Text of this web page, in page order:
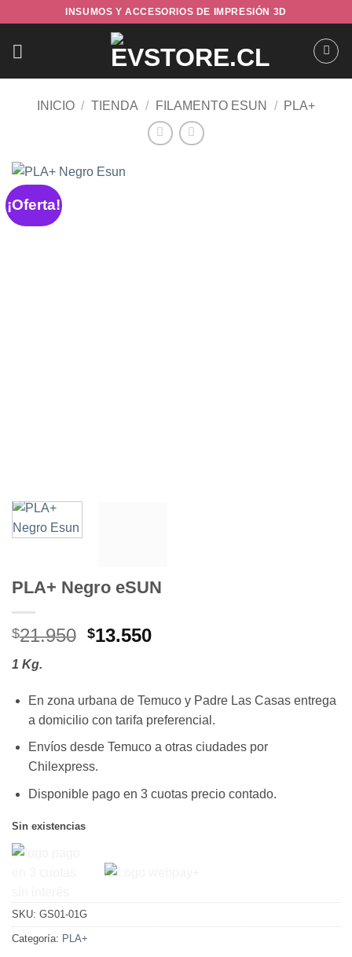
contenido
INSUMOS Y ACCESORIOS DE IMPRESIÓN 3D
INICIO / TIENDA / FILAMENTO ESUN / PLA+
¡Oferta!
PLA+ Negro eSUN
$21.950 El
era:
$21.950.
$13.550El
$13.550.
1 Kg.
En zona urbana de Temuco y Padre Las Casas entrega
a domicilio con tarifa preferencial.
Envíos desde Temuco a otras ciudades por
Chilexpress.
Disponible pago en 3 cuotas precio contado.
Sin existencias
SKU: GS01-01G
Categoría: PLA+